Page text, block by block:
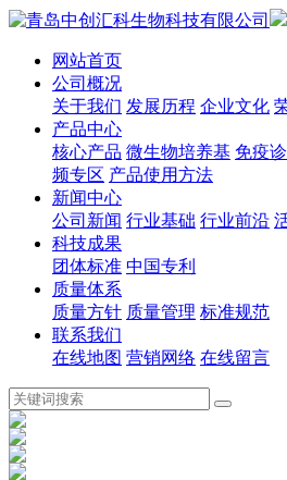
网站首页
公司概况
关于我们 发展历程 企业文化
产品中心
核心产品 微生物培养基 免疫
频专区 产品使用方法
新闻中心
公司新闻 行业基础 行业前沿
科技成果
团体标准 中国专利
质量体系
质量方针 质量管理 标准规范
联系我们
在线地图 营销网络 在线留言